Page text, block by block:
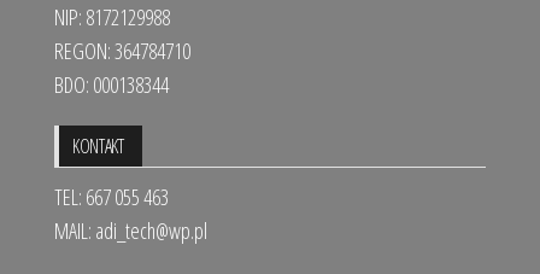
NIP: 8172129988
REGON: 364784710
BDO: 000138344
KONTAKT
TEL: 667 055 463
MAIL: adi_tech@wp.pl